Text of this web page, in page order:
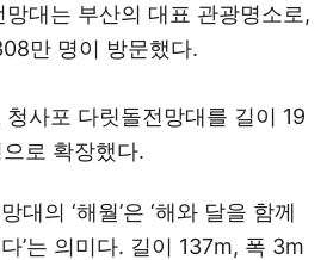
대는 부산의 대표 관광명소로,
만 명이 방문했다.
사포 다릿돌전망대를 길이 19
로 확장했다.
대의 ‘해월’은 ‘해와 달을 함께
’는 의미다. 길이 137m, 폭 3m